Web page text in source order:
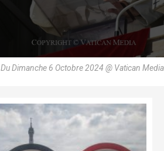
Dimanche 6 Octobre 2024 @ Vatican Media